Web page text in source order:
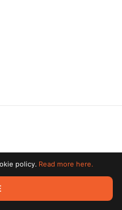
reserved. All trademarks
policy. Read more here.